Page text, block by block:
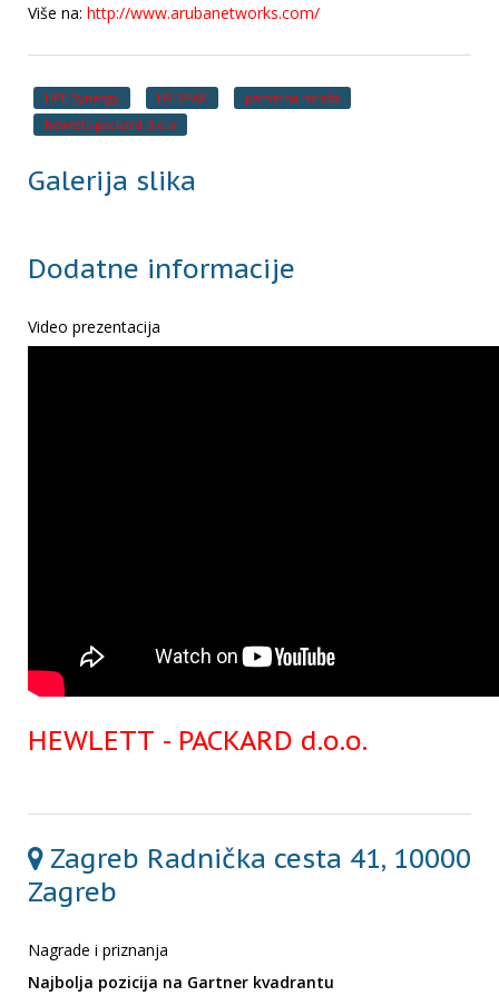
Više na: http://www.arubanetworks.com/
HPE Synergy HP 3PAR
pametna mreža
hewlett-packard d.o.o
Galerija slika
Dodatne informacije
Video prezentacija
HEWLETT - PACKARD d.o.o.
Zagreb Radnička cesta 41, 10000
Zagreb
Nagrade i priznanja
Najbolja pozicija na Gartner kvadrantu